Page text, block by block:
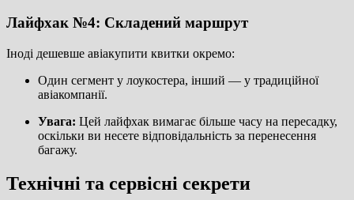
Лайфхак №4: Складений маршрут
Іноді дешевше авіакупити квитки окремо:
Один сегмент у лоукостера, інший — у традиційної
авіакомпанії.
Увага: Цей лайфхак вимагає більше часу на пересадку,
оскільки ви несете відповідальність за перенесення
багажу.
Технічні та сервісні секрети